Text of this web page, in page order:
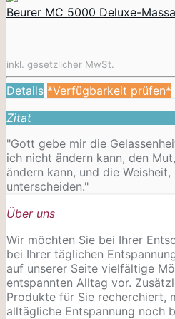
Beurer MC 5000 Deluxe-
inkl. gesetzlicher MwSt.
Details *Verfügbarkeit prüfen*
Zitat
"Gott gebe mir die
ich nicht ändern kann, den
ändern kann, und die
unterscheiden."
Über uns
Wir möchten Sie bei Ihrer
bei Ihrer täglichen
auf unserer Seite vielfältige
entspannten Alltag vor.
Produkte für Sie recherchiert,
alltägliche Entspannung noch